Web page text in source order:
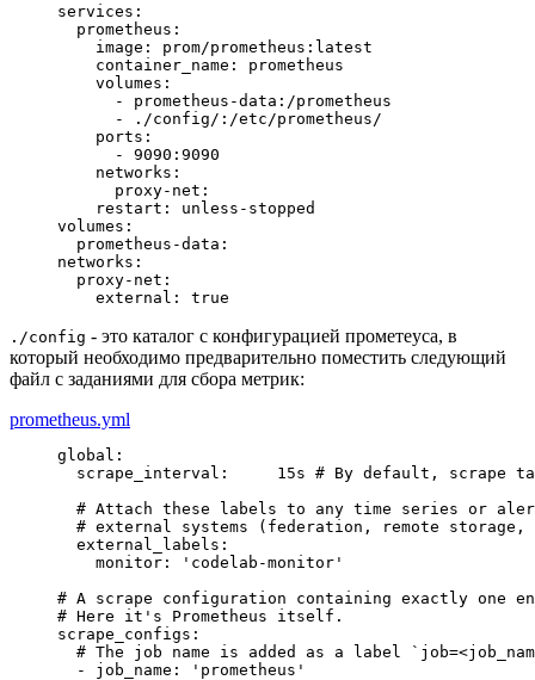
services :
  prometheus
:
    image
: prom/prometheus:latest
    container_name
: prometheus
    volumes
      - prometheus-data:/prometheus
      - ./config/:/etc/prometheus/
    ports
      - 9090:9090
    networks
:
      proxy-net
:
    restart
: unless-stopped
volumes :
  prometheus-data
:
networks :
  proxy-net
:
    external
: true
./config - это каталог с конфигурацией прометеуса, в
который необходимо предварительно поместить следующий
файл с заданиями для сбора метрик:
prometheus.yml
global :
  scrape_interval
:
    15s
# By default, scrape
# Attach these labels to any time series or
# external systems (federation, remote storage,
  external_labels
:
    monitor
:
'codelab-monitor'
# A scrape configuration containing exactly one
# Here it's Prometheus itself.
scrape_configs
# The job name is added as a label
  - job_name
:
'prometheus'